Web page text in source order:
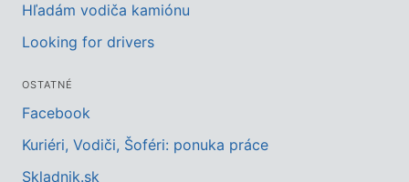
Hľadám vodiča kamiónu
Looking for drivers
OSTATNÉ
Facebook
Kuriéri, Vodiči, Šoféri: ponuka práce
Skladnik.sk